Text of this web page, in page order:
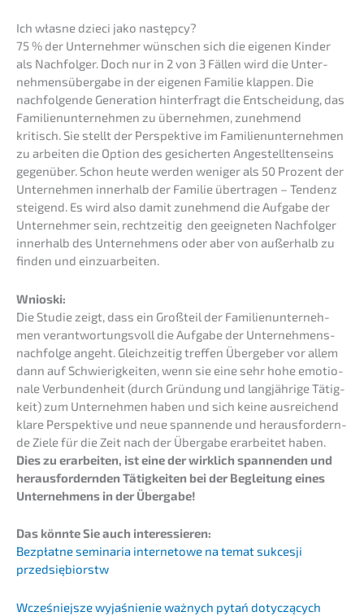
Ich własne dzieci jako następcy?
75 % der Unter­neh­mer wünschen sich die eigenen Kinder
als Nachfol­ger. Doch nur in 2 von 3 Fällen wird die Unter­
neh­mens­über­ga­be in der eigenen Familie klappen. Die
nachfol­gen­de Genera­ti­on hinter­fragt die Entschei­dung, das
Famili­en­un­ter­neh­men zu überneh­men, zuneh­mend
kritisch. Sie stellt der Perspek­ti­ve im Famili­en­un­ter­neh­men
zu arbei­ten die Option des gesicher­ten Angestell­ten­seins
gegen­über. Schon heute werden weniger als 50 Prozent der
Unter­neh­men inner­halb der Familie übertra­gen – Tendenz
steigend. Es wird also damit zuneh­mend die Aufga­be der
Unter­neh­mer sein, recht­zei­tig den geeig­ne­ten Nachfol­ger
inner­halb des Unter­neh­mens oder aber von außer­halb zu
finden und einzuarbeiten.
Wnioski:
Die Studie zeigt, dass ein Großteil der Famili­en­un­ter­neh­
men verant­wor­tungs­voll die Aufga­be der Unternehmens­
nachfolge angeht. Gleich­zei­tig treffen Überge­ber vor allem
dann auf Schwie­rig­kei­ten, wenn sie eine sehr hohe emotio­
na­le Verbun­den­heit (durch Gründung und langjäh­ri­ge Tätig­
keit) zum Unter­neh­men haben und sich keine ausrei­chend
klare Perspek­ti­ve und neue spannen­de und heraus­for­dern­
de Ziele für die Zeit nach der Überga­be erarbei­tet haben.
Dies zu erarbei­ten, ist eine der wirklich spannen­den und
heraus­for­dern­den Tätig­kei­ten bei der Beglei­tung eines
Unter­neh­mens in der Übergabe!
Das könnte Sie auch interessieren:
Bezpłat­ne semina­ria inter­neto­we na temat sukces­ji
przedsiębiorstw
Wcześ­nie­js­ze wyjaś­ni­e­nie ważnych pytań dotyc­zą­cych